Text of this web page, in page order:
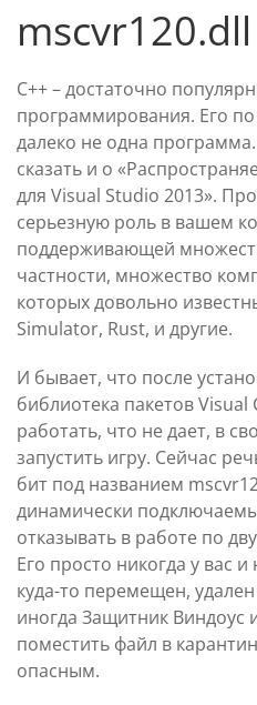
mscvr120.dll
C++ – достаточно
программирования. Его по
далеко не одна
сказать и о
для Visual Studio 2013».
серьезную роль в вашем
поддерживающей
частности, множество
которых довольно
Simulator, Rust, и другие.
И бывает, что после
библиотека пакетов Visual
работать, что не дает, в
запустить игру. Сейчас
бит под названием
динамически
отказывать в работе по
Его просто никогда у вас
куда-то перемещен,
иногда Защитник Виндоус
поместить файл в
опасным.